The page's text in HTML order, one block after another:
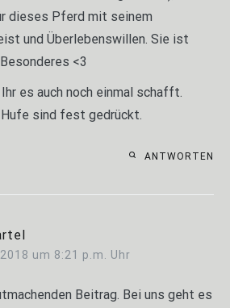
dieses Pferd mit seinem
und Überlebenswillen. Sie ist
<3
es auch noch einmal schafft.
Hufe sind fest gedrückt.
ANTWORTEN
um 8:21 p.m. Uhr
Beitrag. Bei uns geht es